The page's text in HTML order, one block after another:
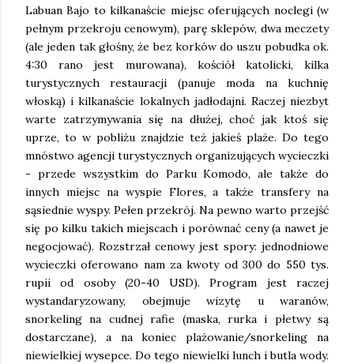
Labuan Bajo to kilkanaście miejsc oferujących noclegi (w
pełnym przekroju cenowym), parę sklepów, dwa meczety
(ale jeden tak głośny, że bez korków do uszu pobudka ok.
4:30 rano jest murowana), kościół katolicki, kilka
turystycznych restauracji (panuje moda na kuchnię
włoską) i kilkanaście lokalnych jadłodajni. Raczej niezbyt
warte zatrzymywania się na dłużej, choć jak ktoś się
uprze, to w pobliżu znajdzie też jakieś plaże. Do tego
mnóstwo agencji turystycznych organizujących wycieczki
- przede wszystkim do Parku Komodo, ale także do
innych miejsc na wyspie Flores, a także transfery na
sąsiednie wyspy. Pełen przekrój. Na pewno warto przejść
się po kilku takich miejscach i porównać ceny (a nawet je
negocjować). Rozstrzał cenowy jest spory: jednodniowe
wycieczki oferowano nam za kwoty od 300 do 550 tys.
rupii od osoby (20-40 USD). Program jest raczej
wystandaryzowany, obejmuje wizytę u waranów,
snorkeling na cudnej rafie (maska, rurka i płetwy są
dostarczane), a na koniec plażowanie/snorkeling na
niewielkiej wysepce. Do tego niewielki lunch i butla wody.